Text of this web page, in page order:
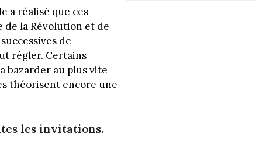
a réalisé que ces
de la Révolution et de
de
régler. Certains
bazarder au plus vite
théorisent encore une
les invitations.